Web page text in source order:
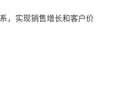
，实现销售增长和客户价